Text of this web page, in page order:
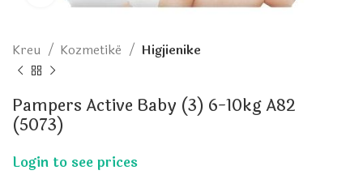
Kreu Kozmetikë Higjienike
Pampers Active Baby (3) 6-10kg A82
(5073)